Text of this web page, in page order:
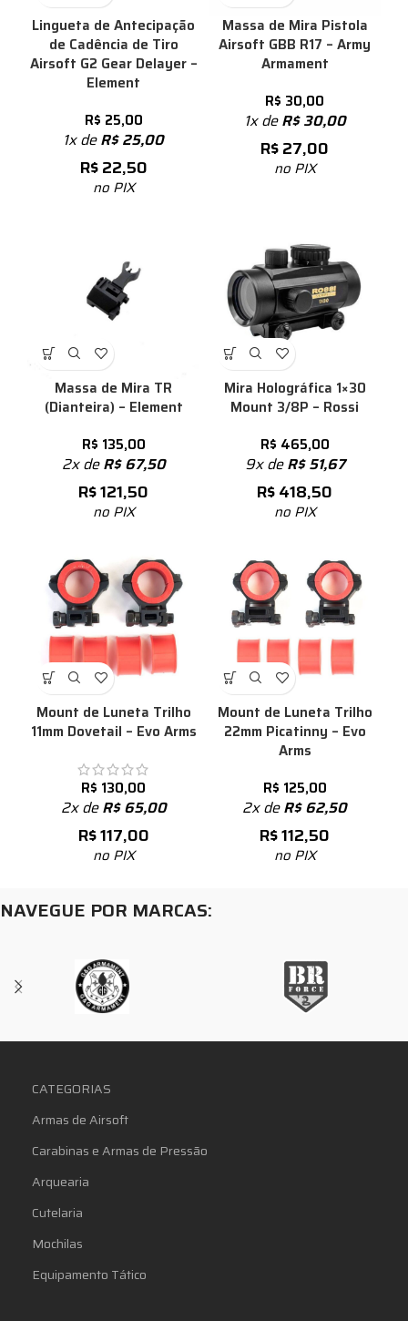
Lingueta de Antecipação
de Cadência de Tiro
Airsoft G2 Gear Delayer –
Element
R$ 25,00
1x deR$25,00
R$22,50
no PIX
Massa de Mira Pistola
Airsoft GBB R17 – Army
Armament
R$ 30,00
1x deR$30,00
R$27,00
no PIX
Massa de Mira TR
(Dianteira) – Element
R$ 135,00
2x deR$67,50
R$121,50
no PIX
Mira Holográfica 1×30
Mount 3/8P – Rossi
R$ 465,00
9x deR$51,67
R$418,50
no PIX
Mount de Luneta Trilho
11mm Dovetail – Evo Arms
R$ 130,00
2x deR$65,00
R$117,00
no PIX
Mount de Luneta Trilho
22mm Picatinny – Evo
Arms
R$ 125,00
2x deR$62,50
R$112,50
no PIX
NAVEGUE POR MARCAS:
CATEGORIAS
Armas de Airsoft
Carabinas e Armas de Pressão
Arquearia
Cutelaria
Mochilas
Equipamento Tático